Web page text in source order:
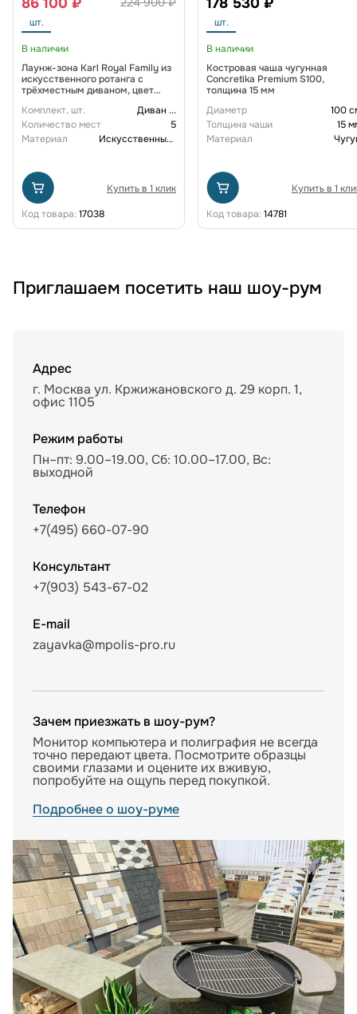
шт.
В наличии
Лаунж-зона Karl Royal Family из
искусственного ротанга с
трёхместным диваном, цвет
Комплект, шт. Диван ...
Количество мест
5
Материал
Искусственный ротанг
Купить в 1 клик
Код товара: 17038
шт.
В наличии
Костровая чаша чугунная
Concretika Premium S100,
толщина 15 мм
Диаметр
100
Толщина чаши
15
Материал
Купить в 1
Код товара: 14781
Приглашаем посетить наш шоу-рум
Адрес
г. Москва ул. Кржижановского д. 29 корп. 1,
офис 1105
Режим работы
Пн–пт: 9.00–19.00, Сб: 10.00–17.00, Вс:
выходной
Телефон
+7(495) 660-07-90
Консультант
+7(903) 543-67-02
E-mail
zayavka@mpolis-pro.ru
Зачем приезжать в шоу-рум?
Монитор компьютера и полиграфия не всегда
точно передают цвета. Посмотрите образцы
своими глазами и оцените их вживую,
попробуйте на ощупь перед покупкой.
Подробнее о шоу-руме